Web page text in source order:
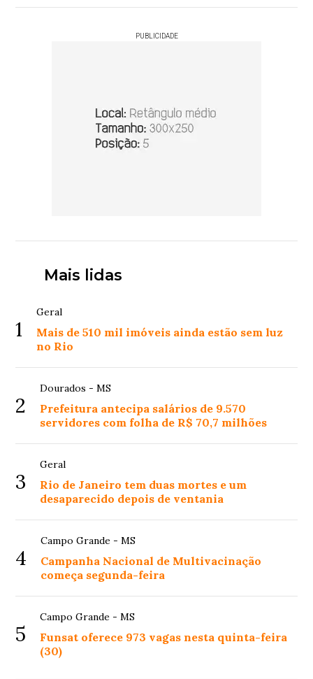
PUBLICIDADE
Mais lidas
1
Geral
Mais de 510 mil imóveis ainda estão sem luz
no Rio
2
Dourados - MS
Prefeitura antecipa salários de 9.570
servidores com folha de R$ 70,7 milhões
3
Geral
Rio de Janeiro tem duas mortes e um
desaparecido depois de ventania
4
Campo Grande - MS
Campanha Nacional de Multivacinação
começa segunda-feira
5
Campo Grande - MS
Funsat oferece 973 vagas nesta quinta-feira
(30)